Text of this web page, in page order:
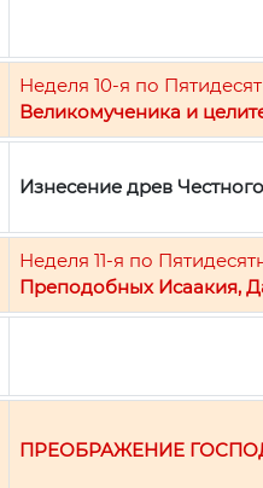
Неделя 10-я по
Великомученика и
Изнесение древ
Неделя 11-я по
Преподобных Исаакия,
ПРЕОБРАЖЕНИЕ